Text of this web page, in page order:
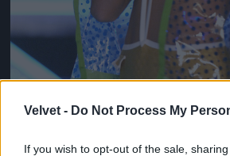
Velvet - Do Not Process My
If you wish to opt-out of the sale,